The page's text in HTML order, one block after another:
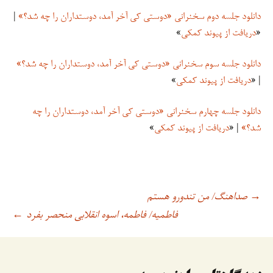
دانلود جلسه دوم سخنرانی «دوستی کی آخر آمد، دوستداران را چه شد؟»
«دریافت از پیوند کمکی»
دانلود جلسه سوم سخنرانی «دوستی کی آخر آمد، دوستداران را چه شد؟»
| «دریافت از پیوند کمکی»
دانلود جلسه چهارم سخنرانی «دوستی کی آخر آمد، دوستداران را چه
شد؟» | «دریافت از پیوند کمکی»
ناوبری
نوشته
→ صداهنگ/ من تندورو هستم
فاطمیه/ فاطمه، اسوه انقلابی منحصر بفرد ←